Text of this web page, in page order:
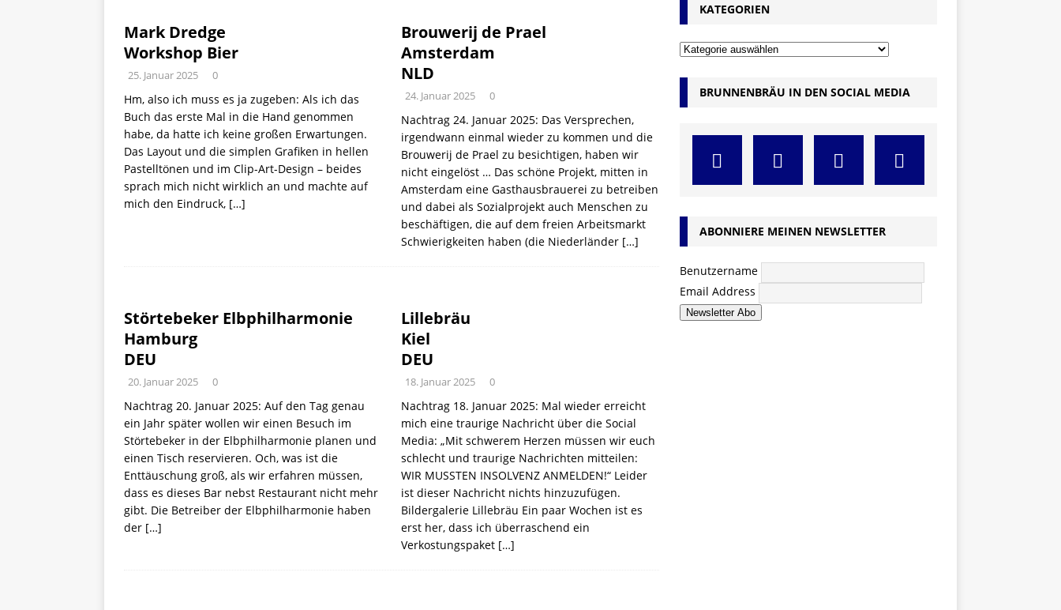
Mark Dredge
Workshop Bier
25. Januar 2025 0
Hm, also ich muss es ja zugeben: Als ich das
Buch das erste Mal in die Hand genommen
habe, da hatte ich keine großen Erwartungen.
Das Layout und die simplen Grafiken in hellen
Pastelltönen und im Clip-Art-Design – beides
sprach mich nicht wirklich an und machte auf
mich den Eindruck, […]
Brouwerij de Prael
Amsterdam
NLD
24. Januar 2025 0
Nachtrag 24. Januar 2025: Das Versprechen,
irgendwann einmal wieder zu kommen und die
Brouwerij de Prael zu besichtigen, haben wir
nicht eingelöst … Das schöne Projekt, mitten in
Amsterdam eine Gasthausbrauerei zu betreiben
und dabei als Sozialprojekt auch Menschen zu
beschäftigen, die auf dem freien Arbeitsmarkt
Schwierigkeiten haben (die Niederländer […]
Störtebeker Elbphilharmonie
Hamburg
DEU
20. Januar 2025 0
Nachtrag 20. Januar 2025: Auf den Tag genau
ein Jahr später wollen wir einen Besuch im
Störtebeker in der Elbphilharmonie planen und
einen Tisch reservieren. Och, was ist die
Enttäuschung groß, als wir erfahren müssen,
dass es dieses Bar nebst Restaurant nicht mehr
gibt. Die Betreiber der Elbphilharmonie haben
der […]
Lillebräu
Kiel
DEU
18. Januar 2025 0
Nachtrag 18. Januar 2025: Mal wieder erreicht
mich eine traurige Nachricht über die Social
Media: „Mit schwerem Herzen müssen wir euch
schlecht und traurige Nachrichten mitteilen:
WIR MUSSTEN INSOLVENZ ANMELDEN!“ Leider
ist dieser Nachricht nichts hinzuzufügen.
Bildergalerie Lillebräu Ein paar Wochen ist es
erst her, dass ich überraschend ein
Verkostungspaket […]
KATEGORIEN
BRUNNENBRÄU IN DEN SOCIAL MEDIA
ABONNIERE MEINEN NEWSLETTER
Benutzername
Email Address
Newsletter Abo